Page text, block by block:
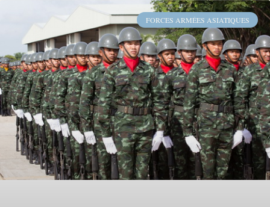
FORCES ARMÉES ASIATIQUES